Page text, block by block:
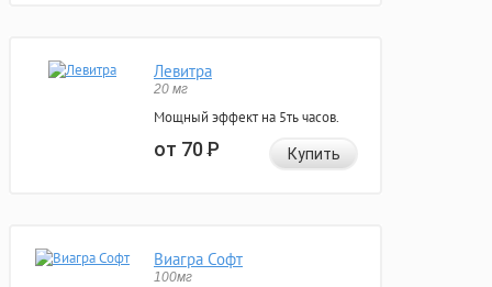
Левитра
20 мг
Мощный эффект на 5ть часов.
от 70Р Купить
Виагра Софт
100мг